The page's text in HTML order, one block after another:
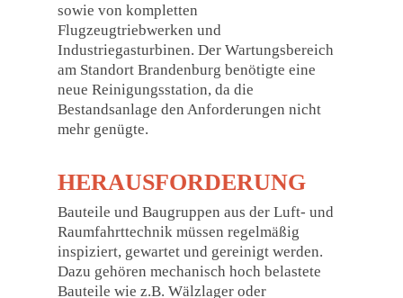
sowie von kompletten
Flugzeugtriebwerken und
Industriegasturbinen. Der Wartungsbereich
am Standort Brandenburg benötigte eine
neue Reinigungsstation, da die
Bestandsanlage den Anforderungen nicht
mehr genügte.
HERAUSFORDERUNG
Bauteile und Baugruppen aus der Luft- und
Raumfahrttechnik müssen regelmäßig
inspiziert, gewartet und gereinigt werden.
Dazu gehören mechanisch hoch belastete
Bauteile wie z.B. Wälzlager oder